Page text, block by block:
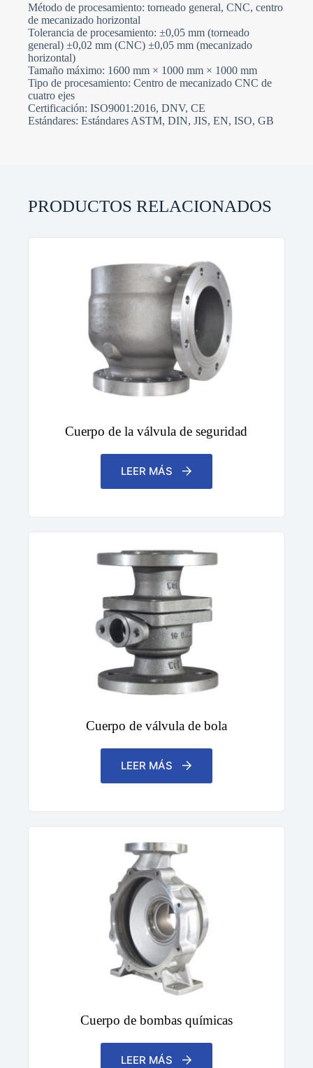
o
c
o
u
n
t
r
y
e
l
e
Carga de archivos
Método de procesamiento: torneado general, CNC, centro
de mecanizado horizontal
Tolerancia de procesamiento: ±0,05 mm (torneado
general) ±0,02 mm (CNC) ±0,05 mm (mecanizado
horizontal)
Tamaño máximo: 1600 mm × 1000 mm × 1000 mm
Tipo de procesamiento: Centro de mecanizado CNC de
cuatro ejes
Certificación: ISO9001:2016, DNV, CE
Estándares: Estándares ASTM, DIN, JIS, EN, ISO, GB
PRODUCTOS RELACIONADOS
Cuerpo de la válvula de seguridad
LEER MÁS
Cuerpo de válvula de bola
LEER MÁS
Cuerpo de bombas químicas
LEER MÁS